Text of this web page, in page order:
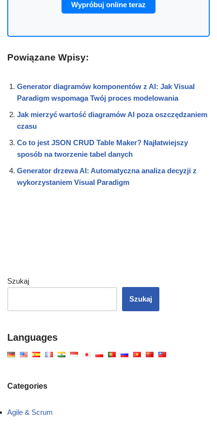
Wypróbuj online teraz
Powiązane Wpisy:
Generator diagramów komponentów z AI: Jak Visual
Paradigm wspomaga Twój proces modelowania
Jak mierzyć wartość diagramów AI poza oszczędzaniem
czasu
Co to jest JSON CRUD Table Maker? Najłatwiejszy
sposób na tworzenie tabel danych
Generator drzewa AI: Automatyczna analiza decyzji z
wykorzystaniem Visual Paradigm
Szukaj
Szukaj
Languages
Categories
Agile & Scrum